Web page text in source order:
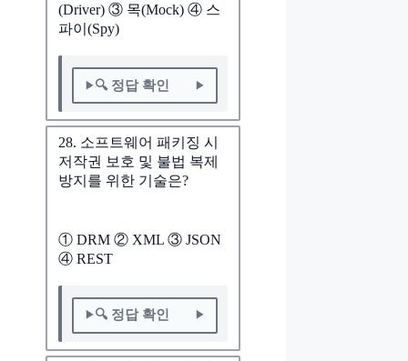
(Driver) ③ 목(Mock) ④ 스
파이(Spy)
🔍 정답 확인
28. 소프트웨어 패키징 시
저작권 보호 및 불법 복제
방지를 위한 기술은?
① DRM ② XML ③ JSON
④ REST
🔍 정답 확인